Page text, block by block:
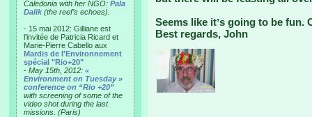
Caledonia with her NGO: Pala
Dalik (the reef’s echoes).
- 15 mai 2012: Gilliane est
l'invitée de Patricia Ricard et
Marie-Pierre Cabello aux
Mardis de l'Environnement
spécial "Rio+20"
- May 15th, 2012: «
Environment on Tuesday »
conference on “Rio +20”
with screening of some of the
video shot during the last
missions. (Paris)
Seems like itʼs going to be fun.
Best regards, John